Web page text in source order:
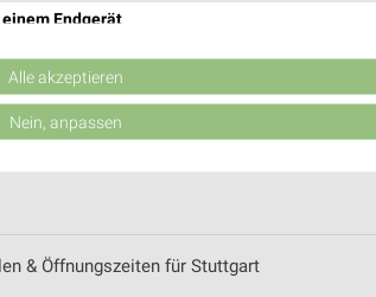
& Öffnungszeiten für Freudenstadt
mit Angeboten für Villingen-Schwenningen
& Öffnungszeiten für Stuttgart
Endgerät
Inhalte
Alle akzeptieren
Nein, anpassen